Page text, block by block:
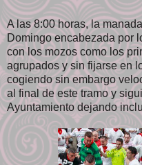
A las 8:00 horas, la
Domingo encabezada por
con los mozos como los
agrupados y sin fijarse en
cogiendo sin embargo
al final de este tramo y
Ayuntamiento dejando